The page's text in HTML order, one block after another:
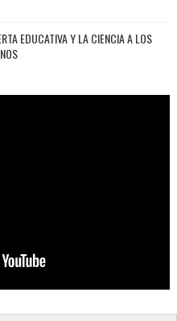
EDUCATIVA Y LA CIENCIA A LOS